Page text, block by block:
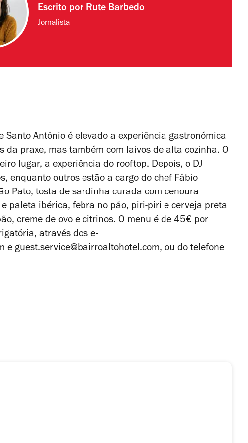
Escrito por Rute Barbedo
Jornalista
Santo António é elevado a experiência gastronómica
da praxe, mas também com laivos de alta cozinha. O
lugar, a experiência do rooftop. Depois, o DJ
enquanto outros estão a cargo do chef Fábio
Pato, tosta de sardinha curada com cenoura
paleta ibérica, febra no pão, piri-piri e cerveja preta
creme de ovo e citrinos. O menu é de 45€ por
através dos e-
e guest.service@bairroaltohotel.com, ou do telefone